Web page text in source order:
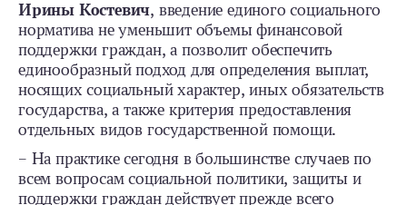
Ирины Костевич, введение единого социального
норматива не уменьшит объемы финансовой
поддержки граждан, а позволит обеспечить
единообразный подход для определения выплат,
носящих социальный характер, иных обязательств
государства, а также критерия предоставления
отдельных видов государственной помощи.
– На практике сегодня в большинстве случаев по
всем вопросам социальной политики, защиты и
поддержки граждан действует прежде всего